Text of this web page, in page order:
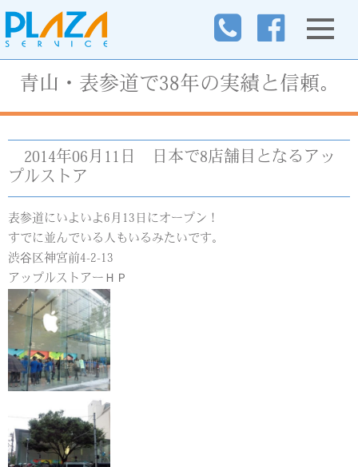
青山・表参道で38年の実績と信頼。
2014年06月11日
日本で8店舗目となるアッ
プルストア
表参道にいよいよ6月13日にオープン！
すでに並んでいる人もいるみたいです。
渋谷区神宮前4-2-13
アップルストアーＨＰ